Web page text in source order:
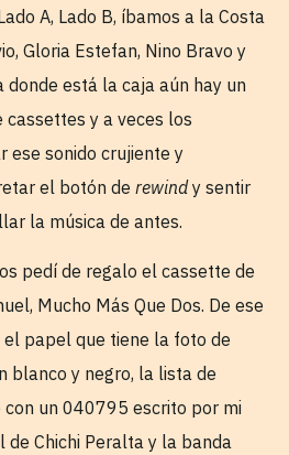
A, Lado B, íbamos a la Costa
Gloria Estefan, Nino Bravo y
donde está la caja aún hay un
y a veces los
ese sonido crujiente y
el botón de rewindy sentir
la música de antes.
pedí de regalo el cassette de
Mucho Más Que Dos. De ese
papel que tiene la foto de
blanco y negro, la lista de
con un 040795 escrito por mi
de Chichi Peralta y la banda